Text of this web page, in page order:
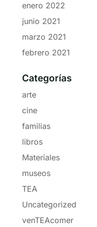
enero 2022
junio 2021
marzo 2021
febrero 2021
Categorías
arte
cine
familias
libros
Materiales
museos
TEA
Uncategorized
venTEAcomer